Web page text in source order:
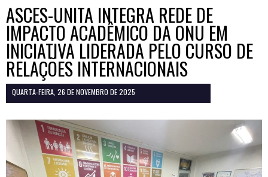
ASCES-UNITA INTEGRA REDE DE
IMPACTO ACADÊMICO DA ONU EM
INICIATIVA LIDERADA PELO CURSO DE
RELAÇÕES INTERNACIONAIS
QUARTA-FEIRA, 26 DE NOVEMBRO DE 2025